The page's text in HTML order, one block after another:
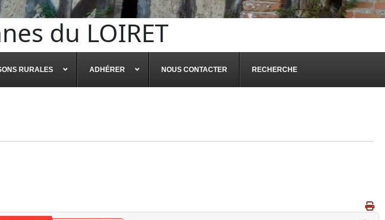
du LOIRET
RURALES ADHÉRER NOUS CONTACTER RECHERCHE